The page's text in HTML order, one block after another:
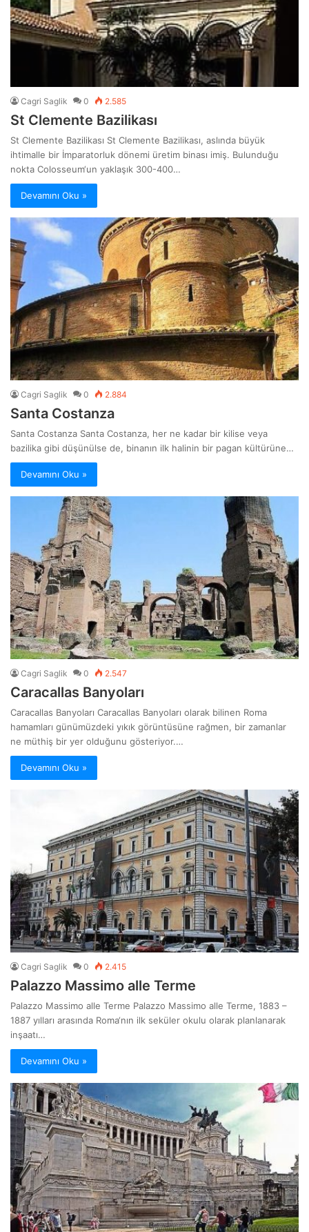
Cagri Saglik 0 2.585
St Clemente Bazilikası
St Clemente Bazilikası St Clemente Bazilikası, aslında büyük
ihtimalle bir İmparatorluk dönemi üretim binası imiş. Bulunduğu
nokta Colosseum‘un yaklaşık 300-400…
Devamını Oku »
Cagri Saglik 0 2.884
Santa Costanza
Santa Costanza Santa Costanza, her ne kadar bir kilise veya
bazilika gibi düşünülse de, binanın ilk halinin bir pagan kültürüne…
Devamını Oku »
Cagri Saglik 0 2.547
Caracallas Banyoları
Caracallas Banyoları Caracallas Banyoları olarak bilinen Roma
hamamları günümüzdeki yıkık görüntüsüne rağmen, bir zamanlar
ne müthiş bir yer olduğunu gösteriyor.…
Devamını Oku »
Cagri Saglik 0 2.415
Palazzo Massimo alle Terme
Palazzo Massimo alle Terme Palazzo Massimo alle Terme, 1883 –
1887 yılları arasında Roma‘nın ilk seküler okulu olarak planlanarak
inşaatı…
Devamını Oku »